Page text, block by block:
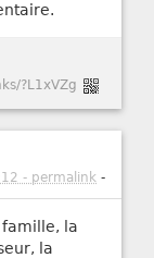
?L1xVZg
- permalink -
la
la